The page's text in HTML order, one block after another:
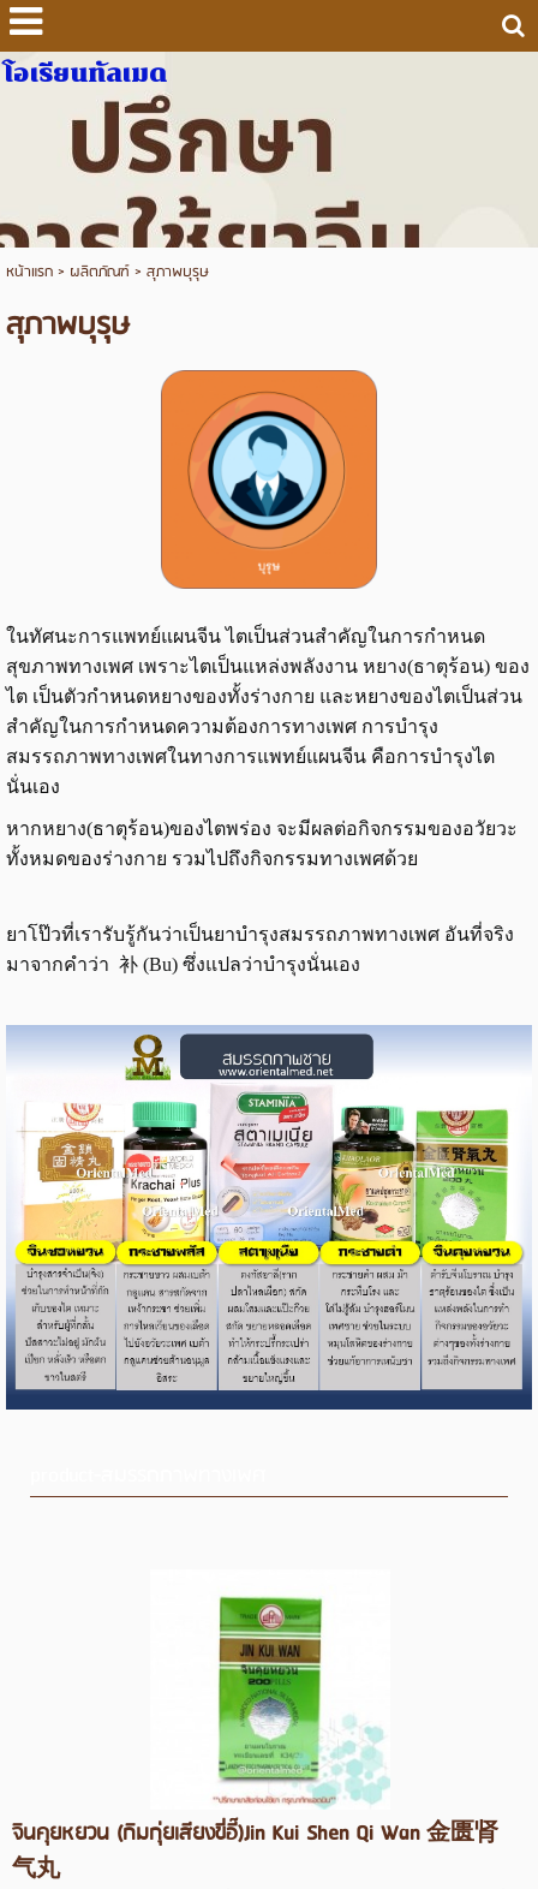
โอเรียนทัลเมด
หน้าแรก> ผลิตภัณฑ์> สุภาพบุรุษ
สุภาพบุรุษ
ในทัศนะการแพทย์แผนจีน ไตเป็นส่วนสำคัญในการกำหนด
สุขภาพทางเพศ เพราะไตเป็นแหล่งพลังงาน หยาง(ธาตุร้อน) ของ
ไต เป็นตัวกำหนดหยางของทั้งร่างกาย และหยางของไตเป็นส่วน
สำคัญในการกำหนดความต้องการทางเพศ การบำรุง
สมรรถภาพทางเพศในทางการแพทย์แผนจีน คือการบำรุงไต
นั่นเอง
หากหยาง(ธาตุร้อน)ของไตพร่อง จะมีผลต่อกิจกรรมของอวัยวะ
ทั้งหมดของร่างกาย รวมไปถึงกิจกรรมทางเพศด้วย
ยาโป๊วที่เรารับรู้กันว่าเป็นยาบำรุงสมรรถภาพทางเพศ อันที่จริง
มาจากคำว่า 补 (Bu) ซึ่งแปลว่าบำรุงนั่นเอง
จินคุยหยวน (กิมกุ่ยเสียงขี่อี๊)Jin Kui Shen Qi Wan 金匮肾
气丸